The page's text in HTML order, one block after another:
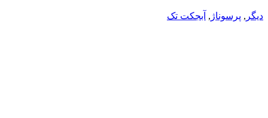
دیگر , پرسوناژ , آبجکت تک